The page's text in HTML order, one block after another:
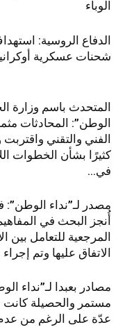
الوباء
شحنات عسكرية
المتحدث باسم وزارة
الوطن”: المحادثات
الفني والتقني
كثيرًا بشأن الخطوات
في...
مصدر لـ”نداء
أُنجز البحث في
المرجعية للتعامل بين
الاتفاق عليها وتم
مصادر بعبدا لـ”نداء
مستمر والحصيلة
عدّة على الرغم من